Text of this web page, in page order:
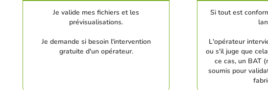
Je valide mes fichiers et les
prévisualisations.
Je demande si besoin l'intervention
gratuite d'un opérateur.
Si tout est
L'opérateur
ou s'il juge que
ce cas, un BAT
soumis pour